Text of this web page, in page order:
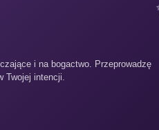
i na bogactwo. Przeprowadzę
Twojej intencji.